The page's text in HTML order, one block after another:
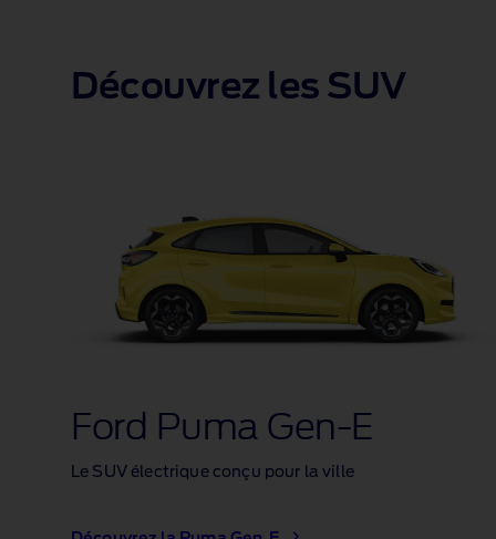
Découvrez les SUV
Ford Puma Gen‑E
Le SUV électrique conçu pour la ville